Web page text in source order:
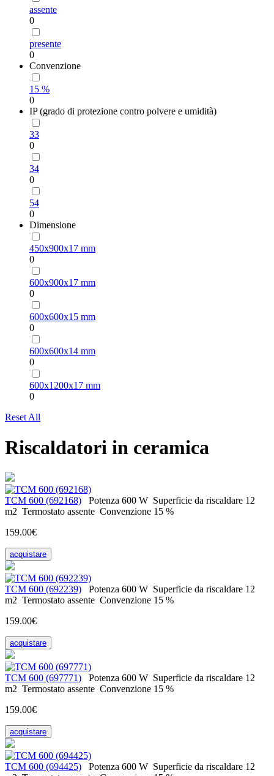
assente
0
presente
0
Convenzione
15 %
0
IP (grado di protezione contro polvere e umidità)
33
0
34
0
54
0
Dimensione
450х900х17 mm
0
600х900х17 mm
0
600х600х15 mm
0
600х600х14 mm
0
600х1200х17 mm
0
Reset All
Riscaldatori in ceramica
ТСМ 600 (692168) Potenza 600 W Superficie da riscaldare 12
m2 Termostato assente Convenzione 15 %
159.00€
acquistare
ТСМ 600 (692239) Potenza 600 W Superficie da riscaldare 12
m2 Termostato assente Convenzione 15 %
159.00€
acquistare
ТСМ 600 (697771) Potenza 600 W Superficie da riscaldare 12
m2 Termostato assente Convenzione 15 %
159.00€
acquistare
ТСМ 600 (694425) Potenza 600 W Superficie da riscaldare 12